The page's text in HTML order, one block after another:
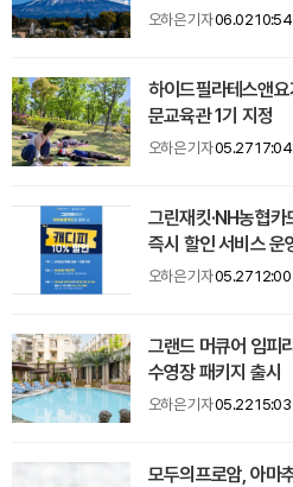
오하은 기자06.02 10:54
하이드필라테스앤
문교육관 1기 지정
오하은 기자05.27 17:04
그린재킷·NH농협
즉시 할인 서비스 운
오하은 기자05.27 12:00
그랜드 머큐어 임피
수영장 패키지 출시
오하은 기자05.22 15:03
모두의프로암, 아마